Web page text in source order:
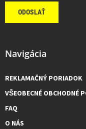
ODOSLAŤ
Navigácia
REKLAMAČNÝ PORIADOK
VŠEOBECNÉ OBCHODNÉ
FAQ
O NÁS